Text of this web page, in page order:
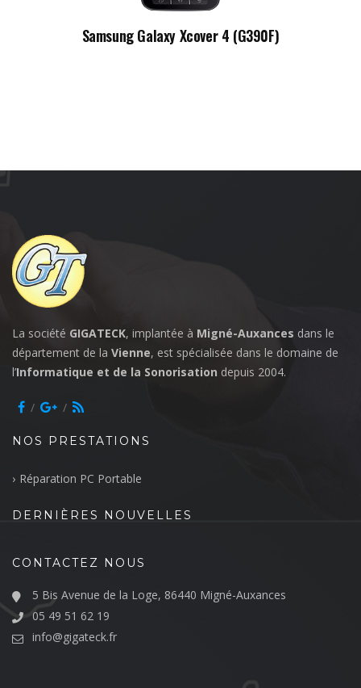
Samsung Galaxy Xcover 4 (G390F)
La société GIGATECK, implantée à Migné-Auxances dans le
département de la Vienne, est spécialisée dans le domaine de
l’Informatique et de la Sonorisation depuis 2004.
NOS PRESTATIONS
Réparation PC Portable
DERNIÈRES NOUVELLES
CONTACTEZ NOUS
5 Bis Avenue de la Loge, 86440 Migné-Auxances
05 49 51 62 19
info@gigateck.fr